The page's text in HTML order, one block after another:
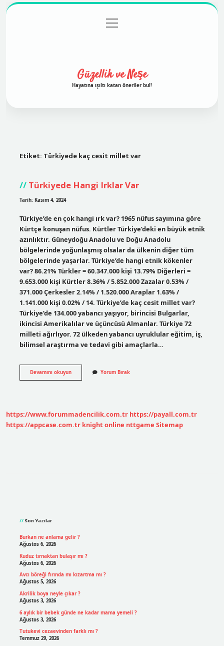
Gizlilik Politikası
menüyü
aç
Güzellik ve Neşe
Hayatına ışıltı katan öneriler bul!
Etiket: Türkiyede kaç cesit millet var
Türkiyede Hangi Irklar Var
Tarih: Kasım 4, 2024
Türkiye’de en çok hangi ırk var? 1965 nüfus sayımına göre
Kürtçe konuşan nüfus. Kürtler Türkiye’deki en büyük etnik
azınlıktır. Güneydoğu Anadolu ve Doğu Anadolu
bölgelerinde yoğunlaşmış olsalar da ülkenin diğer tüm
bölgelerinde yaşarlar. Türkiye’de hangi etnik kökenler
var? 86.21% Türkler = 60.347.000 kişi 13.79% Diğerleri =
9.653.000 kişi Kürtler 8.36% / 5.852.000 Zazalar 0.53% /
371.000 Çerkesler 2.14% / 1.520.000 Araplar 1.63% /
1.141.000 kişi 0.02% / 14. Türkiye’de kaç cesit millet var?
Türkiye’de 134.000 yabancı yaşıyor, birincisi Bulgarlar,
ikincisi Amerikalılar ve üçüncüsü Almanlar. Türkiye 72
milleti ağırlıyor. 72 ülkeden yabancı uyruklular eğitim, iş,
bilimsel araştırma ve tedavi gibi amaçlarla…
Devamını okuyunTürkiyede
Hangi
Yorum Bırak
https://www.forummadencilik.com.tr https://payall.com.tr
https://appcase.com.tr knight online nttgame Sitemap
Son Yazılar
Burkan ne anlama gelir ?
Ağustos 6, 2026
Kuduz tırnaktan bulaşır mı ?
Ağustos 6, 2026
Avcı böreği fırında mı kızartma mı ?
Ağustos 5, 2026
Akrilik boya neyle çıkar ?
Ağustos 3, 2026
6 aylık bir bebek günde ne kadar mama yemeli ?
Ağustos 3, 2026
Tutukevi cezaevinden farklı mı ?
Temmuz 29, 2026